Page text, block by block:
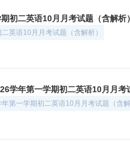
初二英语10月月考试题（含解析）
英语10月月考试题（含解析）
学年第一学期初二英语10月月考
第一学期初二英语10月月考试题（含解